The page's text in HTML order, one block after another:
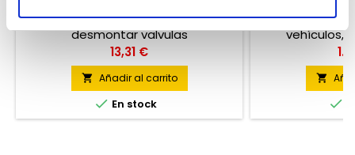
Herramienta para montar y
desmontar valvulas
Precio
13,31 €
 Añadir al carrito
 En stock
Máquina para
vehículos,
temperatura
de
la

